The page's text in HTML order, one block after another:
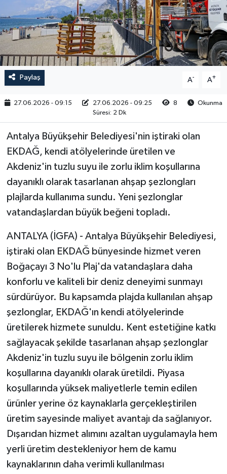
Paylaş A- A+
27.06.2026 - 09:15 27.06.2026 - 09:25 8
Okunma
Süresi: 2 Dk
Antalya Büyükşehir Belediyesi'nin iştiraki olan
EKDAĞ, kendi atölyelerinde üretilen ve
Akdeniz'in tuzlu suyu ile zorlu iklim koşullarına
dayanıklı olarak tasarlanan ahşap şezlongları
plajlarda kullanıma sundu. Yeni şezlonglar
vatandaşlardan büyük beğeni topladı.
ANTALYA (İGFA) - Antalya Büyükşehir Belediyesi,
iştiraki olan EKDAĞ bünyesinde hizmet veren
Boğaçayı 3 No'lu Plaj'da vatandaşlara daha
konforlu ve kaliteli bir deniz deneyimi sunmayı
sürdürüyor. Bu kapsamda plajda kullanılan ahşap
şezlonglar, EKDAĞ'ın kendi atölyelerinde
üretilerek hizmete sunuldu. Kent estetiğine katkı
sağlayacak şekilde tasarlanan ahşap şezlonglar
Akdeniz'in tuzlu suyu ile bölgenin zorlu iklim
koşullarına dayanıklı olarak üretildi. Piyasa
koşullarında yüksek maliyetlerle temin edilen
ürünler yerine öz kaynaklarla gerçekleştirilen
üretim sayesinde maliyet avantajı da sağlanıyor.
Dışarıdan hizmet alımını azaltan uygulamayla hem
yerli üretim destekleniyor hem de kamu
kaynaklarının daha verimli kullanılması
RESMİ İLAN